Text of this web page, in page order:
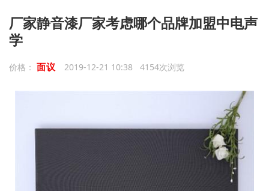
厂家静音漆厂家考虑哪个品牌加盟中电声
学
价格： 面议 2019-12-21 10:38 4154次浏览